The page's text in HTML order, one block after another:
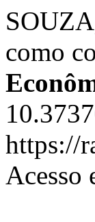
como
https://
Acesso